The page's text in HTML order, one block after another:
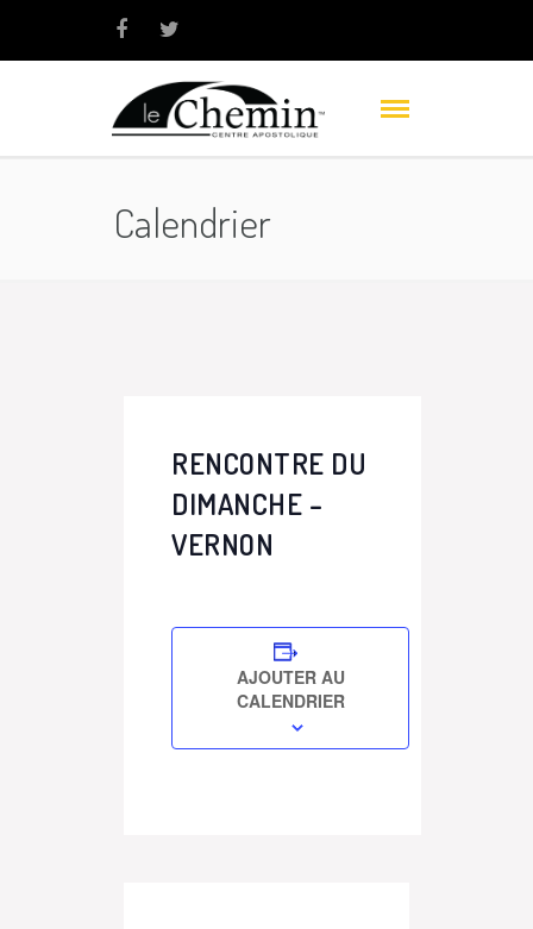
Calendrier
RENCONTRE DU
DIMANCHE –
VERNON
AJOUTER AU
CALENDRIER